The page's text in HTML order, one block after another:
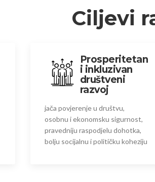
Ciljevi
Prosperitetan
i inkluzivan
društveni
razvoj
jača povjerenje u društvu,
osobnu i ekonomsku sigurnost,
pravedniju raspodjelu dohotka,
bolju socijalnu i političku koheziju